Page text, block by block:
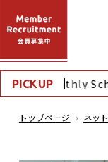
PICKUP
8月｜Monthly
トップページ ネッ